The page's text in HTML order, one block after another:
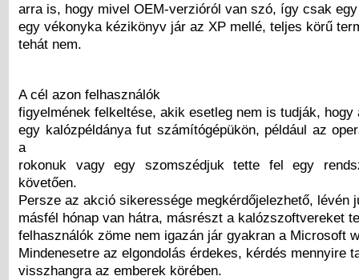
arra is, hogy mivel OEM-verzióról van szó, így csak
egy vékonyka kézikönyv jár az XP mellé, teljes körű
tehát nem.
A cél azon felhasználók
figyelmének felkeltése, akik esetleg nem is tudják, hogy
egy kalózpéldánya fut számítógépükön, például az
a
rokonuk vagy egy szomszédjuk tette fel egy
követően.
Persze az akció sikeressége megkérdőjelezhető, lévén
másfél hónap van hátra, másrészt a kalózszoftvereket
felhasználók zöme nem igazán jár gyakran a Microsoft
Mindenesetre az elgondolás érdekes, kérdés mennyire
visszhangra az emberek körében.